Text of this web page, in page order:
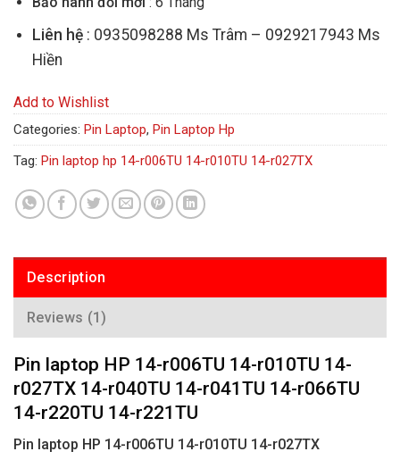
Liên hệ: 0935098288 Ms Trâm – 0929217943 Ms
Hiền
Add to Wishlist
Categories: Pin Laptop, Pin Laptop Hp
Tag: Pin laptop hp 14-r006TU 14-r010TU 14-r027TX
Description
Reviews (1)
Pin laptop HP 14-r006TU 14-r010TU 14-
r027TX 14-r040TU 14-r041TU 14-r066TU
14-r220TU 14-r221TU
Pin laptop HP 14-r006TU 14-r010TU 14-r027TX